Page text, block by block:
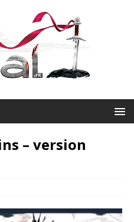
– version